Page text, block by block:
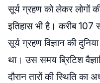
सूर्य ग्रहण को लेकर लोगों
इतिहास भी है। करीब
सूर्य ग्रहण विज्ञान की
था। उस समय ब्रिटिश
दौरान तारों की स्थिति